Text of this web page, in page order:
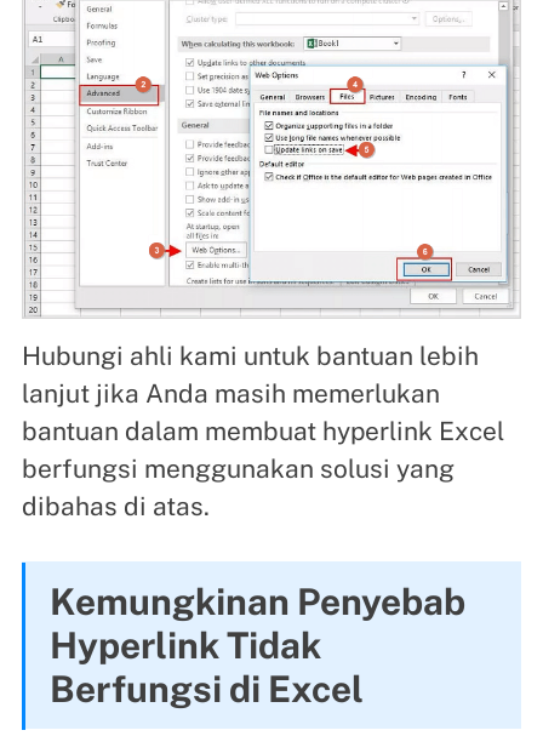
Hubungi ahli kami untuk bantuan lebih
lanjut jika Anda masih memerlukan
bantuan dalam membuat hyperlink Excel
berfungsi menggunakan solusi yang
dibahas di atas.
Kemungkinan Penyebab
Hyperlink Tidak
Berfungsi di Excel